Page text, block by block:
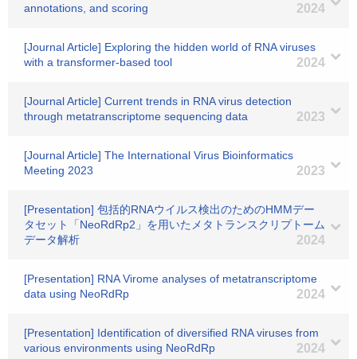
annotations, and scoring
2024
[Journal Article] Exploring the hidden world of RNA viruses
with a transformer-based tool
2024
[Journal Article] Current trends in RNA virus detection
through metatranscriptome sequencing data
2023
[Journal Article] The International Virus Bioinformatics
Meeting 2023
2023
[Presentation] 包括的RNAウイルス検出のためのHMMデー
タセット「NeoRdRp2」を用いたメタトランスクリプトーム
データ解析
2024
[Presentation] RNA Virome analyses of metatranscriptome
data using NeoRdRp
2024
[Presentation] Identification of diversified RNA viruses from
various environments using NeoRdRp
2024